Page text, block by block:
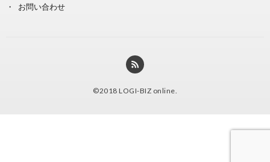
お問い合わせ
©2018 LOGI-BIZ online.